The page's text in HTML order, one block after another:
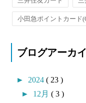
小田急ポイントカード
ブログアーカ
► 2024( 23 )
► 12月( 3 )